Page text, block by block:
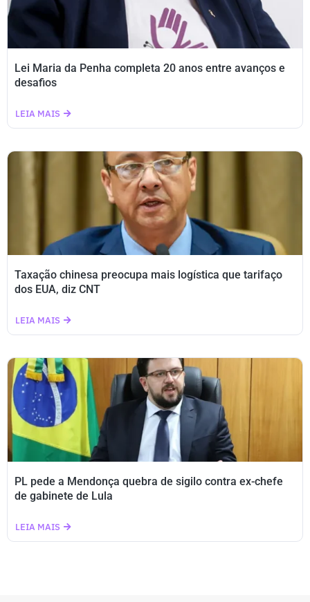
Lei Maria da Penha completa 20 anos entre avanços e
desafios
LEIA MAIS
Taxação chinesa preocupa mais logística que tarifaço
dos EUA, diz CNT
LEIA MAIS
PL pede a Mendonça quebra de sigilo contra ex-chefe
de gabinete de Lula
LEIA MAIS